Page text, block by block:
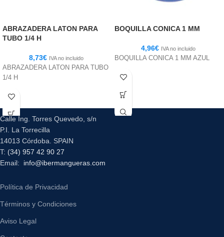
ABRAZADERA LATON PARA
TUBO 1/4 H
8,73€ IVA no incluido
ABRAZADERA LATON PARA TUBO
1/4 H
BOQUILLA CONICA 1 MM
4,96€ IVA no incluido
BOQUILLA CONICA 1 MM AZUL
Calle Ing. Torres Quevedo, s/n
P.I. La Torrecilla
14013 Córdoba. SPAIN
T: (34) 957 42 90 27
Email: info@ibermangueras.com
Política de Privacidad
Términos y Condiciones
Aviso Legal